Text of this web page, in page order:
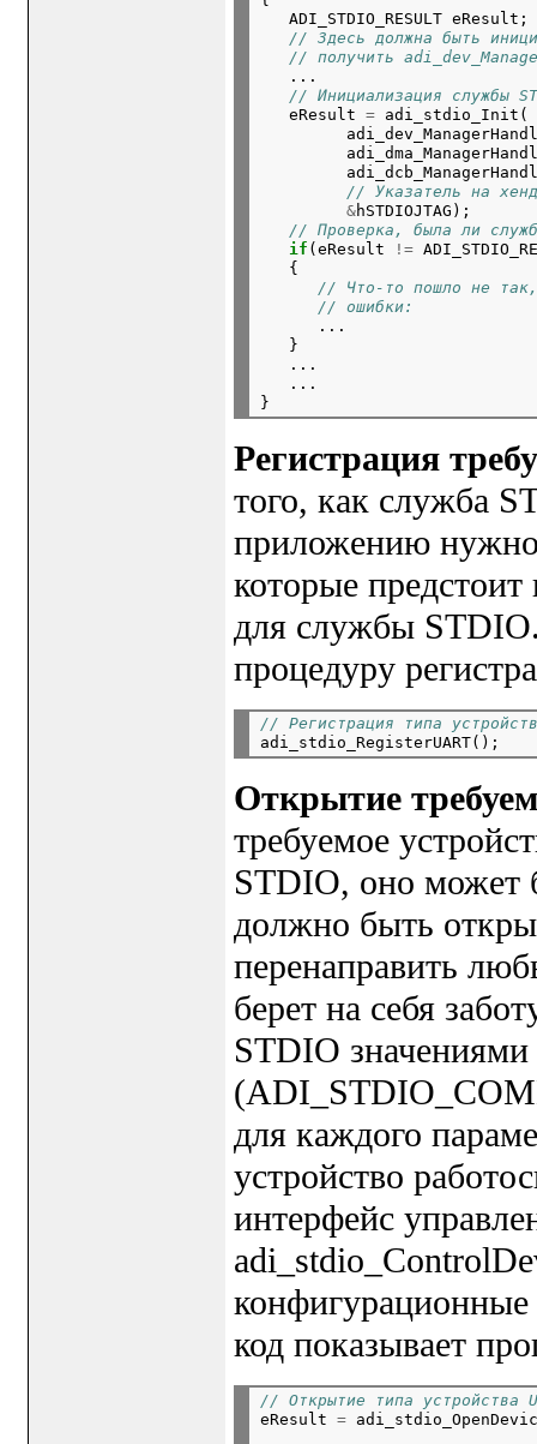
ADI_STDIO_RESULT
// Здесь должна быть
// получить
   ...
// Инициализация службы
   eResult
= adi_stdio_Init(
// Указатель на
&hSTDIOJTAG);
// Проверка, была ли
if (eResult !=
   {
// Что-то пошло не так,
// ошибки:
      ...
   }
   ...
   ...
Регистрация
того, как служба
приложению нужно
которые предстоит
для службы
процедуру
// Регистрация типа
Открытие
требуемое
STDIO, оно может
должно быть
перенаправить
берет на себя
STDIO
для каждого
устройство
интерфейс
код показывает
// Открытие типа устройства
eResult =